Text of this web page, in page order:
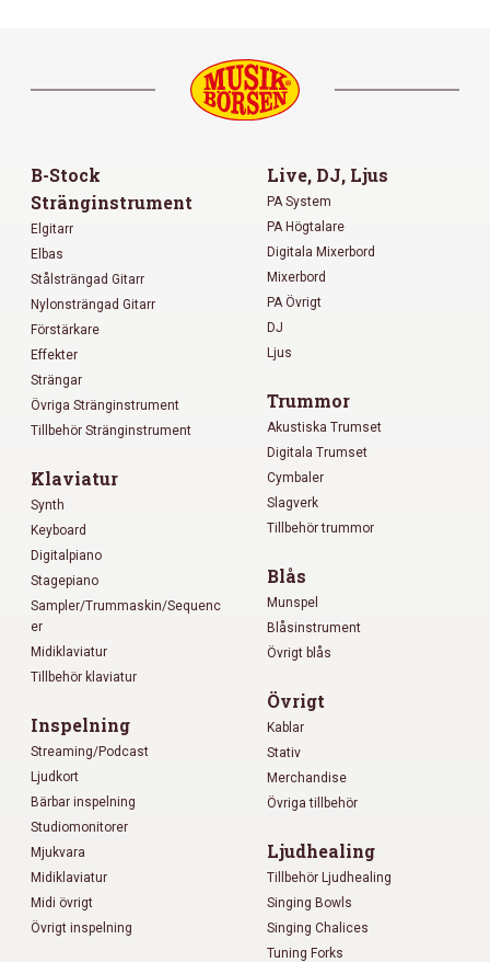
B-Stock
Stränginstrument
Elgitarr
Elbas
Stålsträngad Gitarr
Nylonsträngad Gitarr
Förstärkare
Effekter
Strängar
Övriga Stränginstrument
Tillbehör Stränginstrument
Klaviatur
Synth
Keyboard
Digitalpiano
Stagepiano
Sampler/Trummaskin/Sequenc
er
Midiklaviatur
Tillbehör klaviatur
Inspelning
Streaming/Podcast
Ljudkort
Bärbar inspelning
Studiomonitorer
Mjukvara
Midiklaviatur
Midi övrigt
Övrigt inspelning
Live, DJ, Ljus
PA System
PA Högtalare
Digitala Mixerbord
Mixerbord
PA Övrigt
DJ
Ljus
Trummor
Akustiska Trumset
Digitala Trumset
Cymbaler
Slagverk
Tillbehör trummor
Blås
Munspel
Blåsinstrument
Övrigt blås
Övrigt
Kablar
Stativ
Merchandise
Övriga tillbehör
Ljudhealing
Tillbehör Ljudhealing
Singing Bowls
Singing Chalices
Tuning Forks